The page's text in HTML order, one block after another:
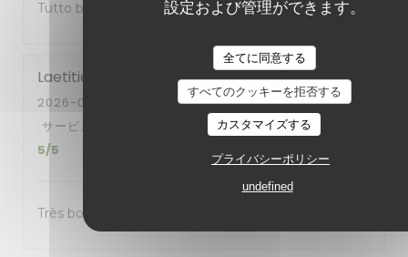
設定および管理ができます。
全てに同意する
すべてのクッキーを拒否する
カスタマイズする
プライバシーポリシー
undefined
Tutto bene
Laetitia
2026-07-07
- 12:00 - ゲスト 2
サービス
メニュー: 5/5 品質-価格
5/5
Très bons plats